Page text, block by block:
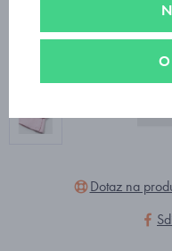
Dotaz na